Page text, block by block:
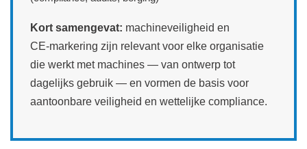
Kort samengevat: machineveiligheid en
CE‑markering zijn relevant voor elke organisatie
die werkt met machines — van ontwerp tot
dagelijks gebruik — en vormen de basis voor
aantoonbare veiligheid en wettelijke compliance.